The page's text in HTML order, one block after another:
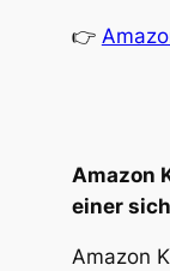
👉
Amazon
einer
Amazon